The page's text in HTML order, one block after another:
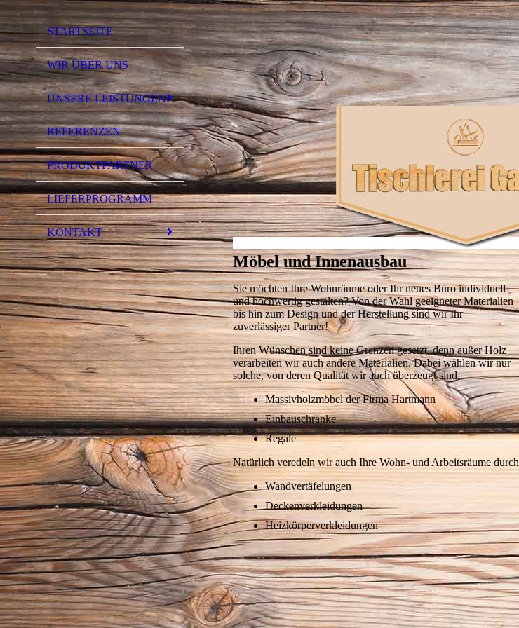
STARTSEITE
WIR ÜBER UNS
UNSERE LEISTUNGEN
REFERENZEN
PRODUKTPARTNER
LIEFERPROGRAMM
KONTAKT
Möbel und Innenausbau
Sie möchten Ihre Wohnräume oder Ihr neues Büro individuell
und hochwertig gestalten? Von der Wahl geeigneter Materialien
bis hin zum Design und der Herstellung sind wir Ihr
zuverlässiger Partner!
Ihren Wünschen sind keine Grenzen gesetzt, denn außer Holz
verarbeiten wir auch andere Materialien. Dabei wählen wir nur
solche, von deren Qualität wir auch überzeugt sind.
Massivholzmöbel der Firma Hartmann
Einbauschränke
Regale
Natürlich veredeln wir auch Ihre Wohn- und Arbeitsräume durch
Wandvertäfelungen
Deckenverkleidungen
Heizkörperverkleidungen